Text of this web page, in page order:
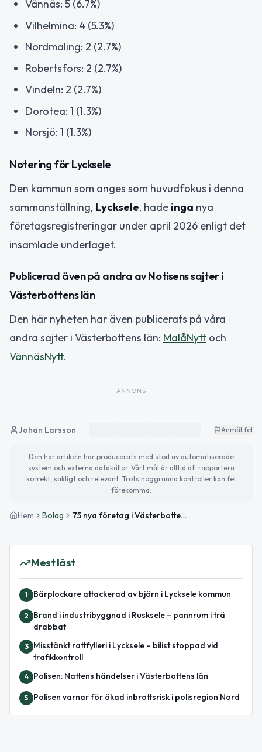
Vännäs: 5 (6.7%)
Vilhelmina: 4 (5.3%)
Nordmaling: 2 (2.7%)
Robertsfors: 2 (2.7%)
Vindeln: 2 (2.7%)
Dorotea: 1 (1.3%)
Norsjö: 1 (1.3%)
Notering för Lycksele
Den kommun som anges som huvudfokus i denna
sammanställning, Lycksele, hade inga nya
företagsregistreringar under april 2026 enligt det
insamlade underlaget.
Publicerad även på andra av Notisens sajter i
Västerbottens län
Den här nyheten har även publicerats på våra
andra sajter i Västerbottens län: MalåNytt och
VännäsNytt.
ANNONS
Johan Larsson Anmäl fel
Den här artikeln har producerats med stöd av automatiserade
system och externa datakällor. Vårt mål är alltid att rapportera
korrekt, sakligt och relevant. Trots noggranna kontroller kan fel
förekomma.
Hem Bolag 75 nya företag i Västerbotten i april 2026 – Umeå och Skellefteå dominerar
Mest läst
1 Bärplockare attackerad av björn i Lycksele kommun
2
Brand i industribyggnad i Rusksele – pannrum i trä
drabbat
3
Misstänkt rattfylleri i Lycksele – bilist stoppad vid
trafikkontroll
4 Polisen: Nattens händelser i Västerbottens län
5 Polisen varnar för ökad inbrottsrisk i polisregion Nord